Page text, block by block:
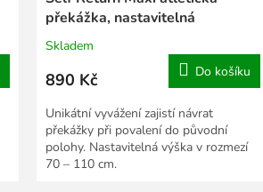
překážka, nastavitelná
Skladem
890 Kč Do košíku
Unikátní vyvážení zajistí návrat
překážky při povalení do původní
polohy. Nastavitelná výška v rozmezí
70 – 110 cm.